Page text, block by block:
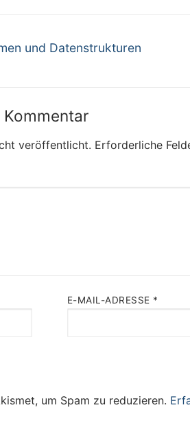
und Datenstrukturen
Kommentar
veröffentlicht. Erforderliche
E-MAIL-ADRESSE *
um Spam zu reduzieren.